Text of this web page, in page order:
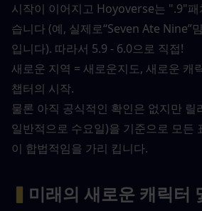
시작이 이어지고 Hoyoverse는 ".9"패
습니다 (예, 실제로“Seven Ate Nine”
입니다). 따라서 5.9 - 6.0으로 직접!
새로운 지역 = 새로운지도, 새로운 캐
챕터의 시작.
물론 아직 공식적인 확인은 없지만 릴
일반적으로 수요일)을 기준으로 모든
이 합법적임을 가리 킵니다.
▍ 미래의 새로운 캐릭터